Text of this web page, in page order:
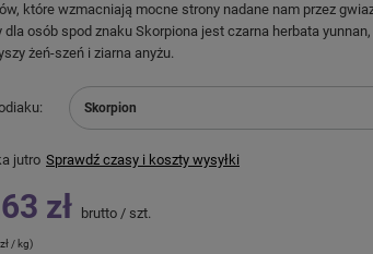
które wzmacniają mocne strony nadane nam przez
dla osób spod znaku Skorpiona jest czarna herbata
żeń-szeń i ziarna anyżu.
Skorpion
jutro Sprawdź czasy i koszty wysyłki
zł brutto / szt.
/ kg)